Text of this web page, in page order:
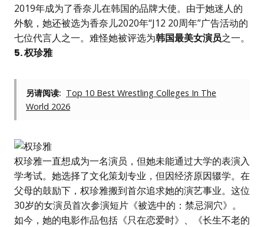
2019年成为了香奈儿在韩国的品牌大使。由于她迷人的
外貌，她还被选为香奈儿2020年“J12 20周年”广告活动的
七位代言人之一。难怪她被评选为韩国最美女演员之一。
5. 权珍雅
另请阅读: Top 10 Best Wrestling Colleges In The
World 2026
权珍雅一直想成为一名演员，但她未能通过大学的表演入
学考试。她选择了文化策划专业，但因经济原因辍学。在
父母的鼓励下，权珍雅搬到首尔追求她的演艺事业。这位
30岁的女演员首次参演短片《被选中的：禁忌洞穴》。
如今，她的电影作品包括《只在恋爱时》、《长生不老的